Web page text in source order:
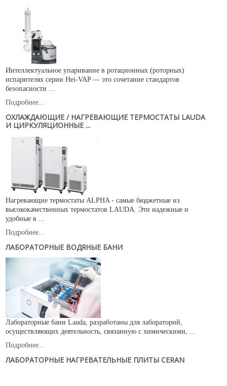
Интеллектуальное упаривание в ротационных (роторных)
испарителях серии Hei-VAP — это сочетание стандартов
безопасности ...
Подробнее...
ОХЛАЖДАЮЩИЕ / НАГРЕВАЮЩИЕ ТЕРМОСТАТЫ LAUDA
И ЦИРКУЛЯЦИОННЫЕ ...
Нагревающие термостаты ALPHA - самые бюджетные из
высококачественных термостатов LAUDA. Эти надежные и
удобные в ...
Подробнее...
ЛАБОРАТОРНЫЕ ВОДЯНЫЕ БАНИ
Лабораторные бани Lauda, разработаны для лабораторий,
осуществляющих деятельность, связанную с химическими, ...
Подробнее...
ЛАБОРАТОРНЫЕ НАГРЕВАТЕЛЬНЫЕ ПЛИТЫ CERAN